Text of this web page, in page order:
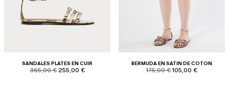
SANDALES PLATES EN CUIR
product.price.original
365,00 € product.price.sale
255,00 €
BERMUDA EN SATIN DE COTON
product.price.original
175,00 €product.price.sale
105,00 €